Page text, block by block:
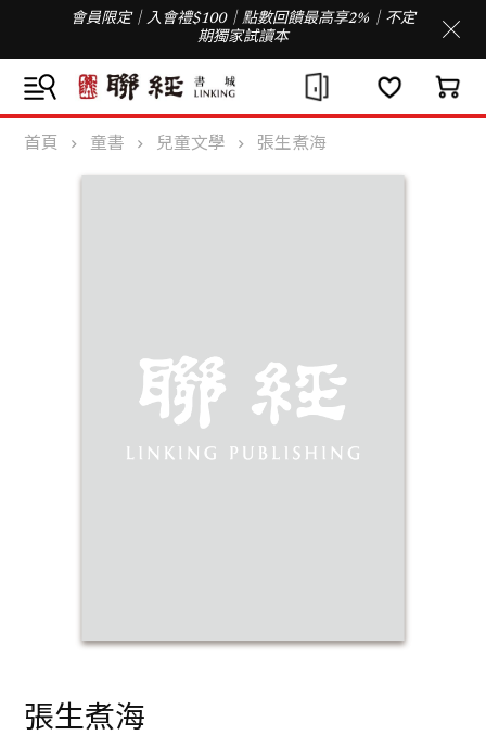
會員限定｜入會禮$100｜點數回饋最高享2%｜不定
期獨家試讀本
首頁 童書 兒童文學 張生煮海
張生煮海